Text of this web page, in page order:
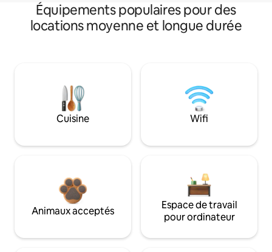
Équipements populaires pour des
locations moyenne et longue durée
Cuisine Wifi
Animaux acceptés
Espace de travail
pour ordinateur